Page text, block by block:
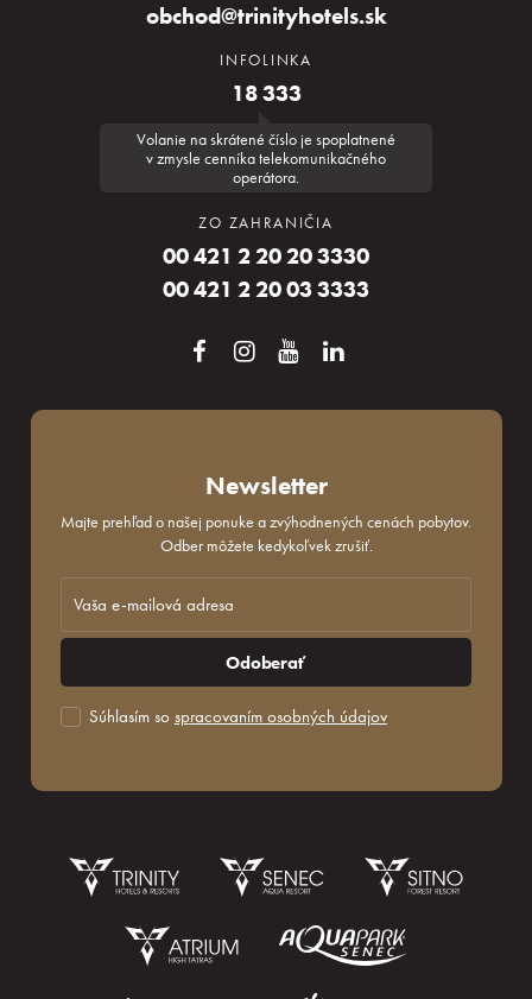
obchod@trinityhotels.sk
INFOLINKA
18 333
Volanie na skrátené číslo je spoplatnené
v zmysle cenníka telekomunikačného
operátora.
ZO ZAHRANIČIA
00 421 2 20 20 3330
00 421 2 20 03 3333
Newsletter
Majte prehľad o našej ponuke a zvýhodnených cenách pobytov.
Odber môžete kedykoľvek zrušiť.
Odoberať
Súhlasím so spracovaním osobných údajov